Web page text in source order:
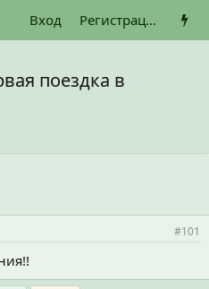
Вход Регистрация
поездка в
#101